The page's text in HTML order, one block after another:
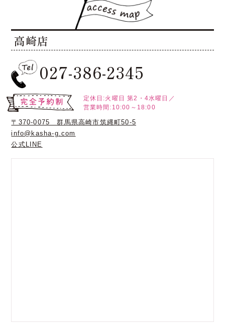
高崎店
027-386-2345
定休日:火曜日 第2・4水曜日／
営業時間:10:00～18:00
〒370-0075 群馬県高崎市筑縄町50-5
info@kasha-g.com
公式LINE